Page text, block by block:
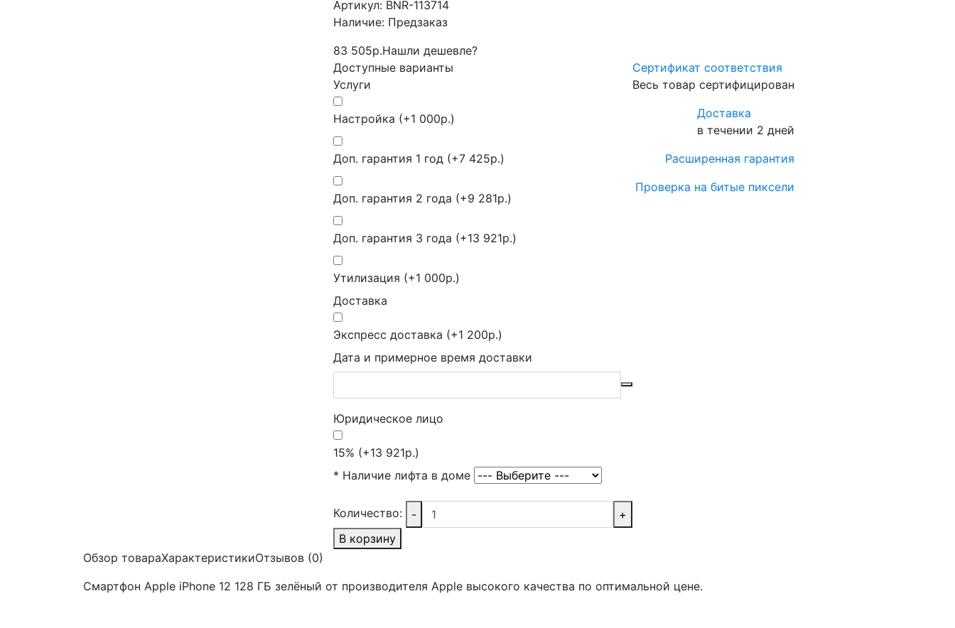
Артикул: BNR-113714
Наличие: Предзаказ
83 505р.Нашли дешевле?
Доступные варианты
Услуги
Настройка (+1 000р.)
Доп. гарантия 1 год (+7 425р.)
Доп. гарантия 2 года (+9 281р.)
Доп. гарантия 3 года (+13 921р.)
Утилизация (+1 000р.)
Доставка
Экспресс доставка (+1 200р.)
Дата и примерное время доставки
Юридическое лицо
15% (+13 921р.)
* Наличие лифта в доме
Количество: -
+
В корзину
Сертификат соответствия
Весь товар сертифицирован
Доставка
в течении 2 дней
Расширенная гарантия
Проверка на битые пиксели
Обзор товараХарактеристикиОтзывов (0)
Смартфон Apple iPhone 12 128 ГБ зелёный от производителя Apple высокого качества по оптимальной цене.